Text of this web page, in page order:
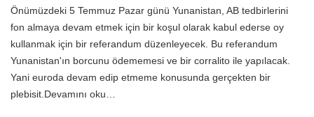
Önümüzdeki 5 Temmuz Pazar günü Yunanistan, AB tedbirlerini
fon almaya devam etmek için bir koşul olarak kabul ederse oy
kullanmak için bir referandum düzenleyecek. Bu referandum
Yunanistan'ın borcunu ödememesi ve bir corralito ile yapılacak.
Yani euroda devam edip etmeme konusunda gerçekten bir
plebisit.Devamını oku…